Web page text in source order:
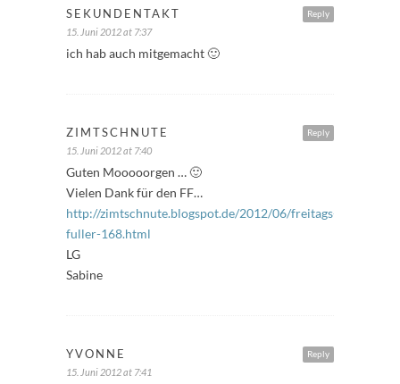
Reply
SEKUNDENTAKT
15. Juni 2012 at 7:37
ich hab auch mitgemacht 🙂
Reply
ZIMTSCHNUTE
15. Juni 2012 at 7:40
Guten Mooooorgen … 🙂
Vielen Dank für den FF…
http://zimtschnute.blogspot.de/2012/06/freitags-
fuller-168.html
LG
Sabine
Reply
YVONNE
15. Juni 2012 at 7:41